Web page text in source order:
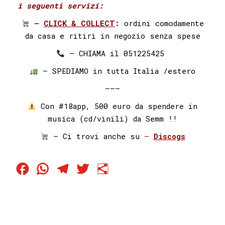
i seguenti servizi:⁣ ⁣
– CLICK & COLLECT :ordini comodamente
da casa e ritiri in negozio senza spese
– CHIAMA il 051225425⁣⁣ ⁣⁣
– SPEDIAMO in tutta Italia /estero
———
Con #18app, 500 euro da spendere in
musica (cd/vinili) da Semm !!
– Ci trovi anche su – Discogs
Facebook
WhatsApp
Telegram
Twitter